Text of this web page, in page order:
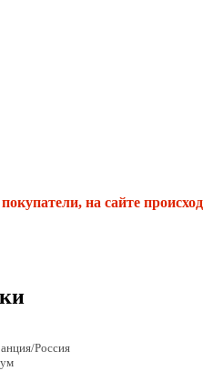
на сайте
Россия